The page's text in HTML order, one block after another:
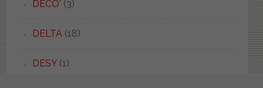
DECO' (3)
DELTA (18)
DESY(1)